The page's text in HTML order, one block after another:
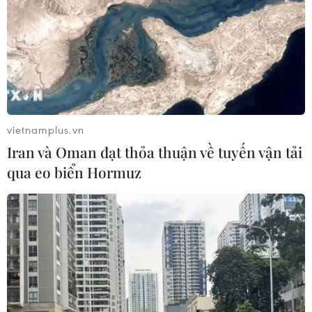
Bàn giao 24 căn nhà tái định cư cho
các hộ dân bị lũ quét ở Mường Than
06/08/2026 05:26
Xem thêm
CƠ QUAN CHỦ QUẢN: THÔNG TẤN XÃ VIỆT NAM
Tổng Biên tập: TRẦN TIẾN DUẨN
Phó Tổng Biên tập: NGUYỄN THỊ TÁM, KHÚC THANH
THỦY
vietnamplus.vn
Iran và Oman đạt thỏa thuận về tuyến vận tải
qua eo biển Hormuz